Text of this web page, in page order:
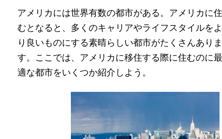
アメリカには世界有数の都市がある。アメリカに住
むとなると、多くのキャリアやライフスタイルをよ
り良いものにする素晴らしい都市がたくさんありま
す。ここでは、アメリカに移住する際に住むのに最
適な都市をいくつか紹介しよう。